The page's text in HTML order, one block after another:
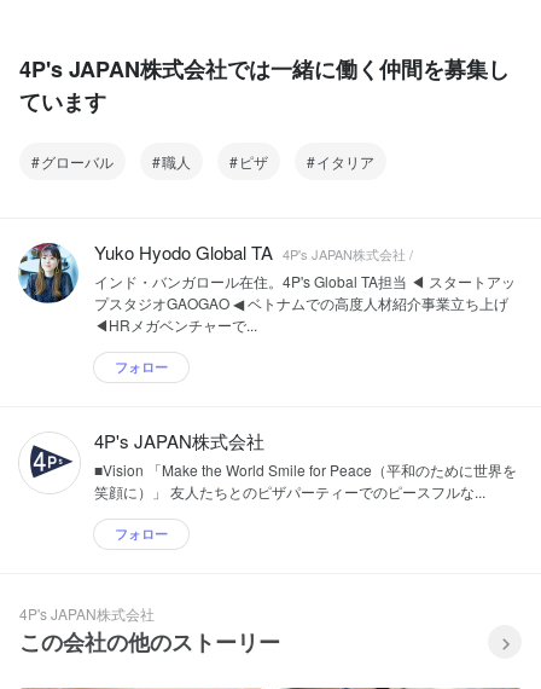
4P's JAPAN株式会社では一緒に働く仲間を募集し
ています
グローバル 職人 ピザ イタリア
Yuko Hyodo Global TA 4P's JAPAN株式会社 /
インド・バンガロール在住。4P's Global TA担当 ◀ スタートアッ
プスタジオGAOGAO ◀ ベトナムでの高度人材紹介事業立ち上げ
◀HRメガベンチャーで...
フォロー
4P's JAPAN株式会社
■Vision 「Make the World Smile for Peace（平和のために世界を
笑顔に）」 友人たちとのピザパーティーでのピースフルな...
フォロー
4P's JAPAN株式会社
この会社の他のストーリー